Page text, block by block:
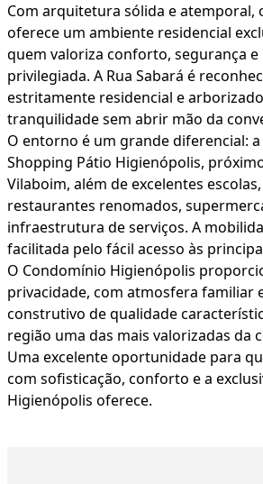
Com arquitetura sólida e atemporal,
oferece um ambiente residencial
quem valoriza conforto, segurança e
privilegiada. A Rua Sabará é
estritamente residencial e
tranquilidade sem abrir mão da
O entorno é um grande diferencial:
Shopping Pátio Higienópolis,
Vilaboim, além de excelentes
restaurantes renomados,
infraestrutura de serviços. A
facilitada pelo fácil acesso às
O Condomínio Higienópolis
privacidade, com atmosfera familiar
construtivo de qualidade
região uma das mais valorizadas da
Uma excelente oportunidade para
com sofisticação, conforto e a
Higienópolis oferece.